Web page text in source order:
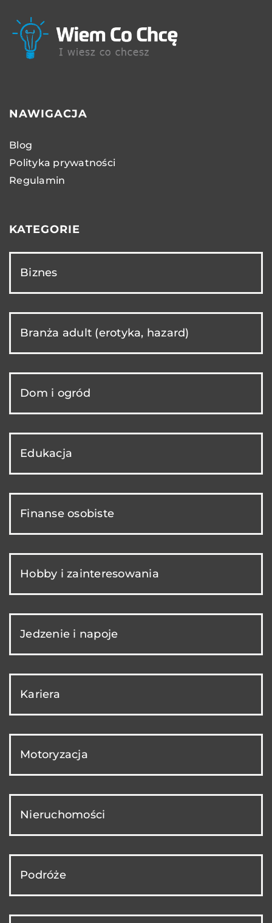
NAWIGACJA
Blog
Polityka prywatności
Regulamin
KATEGORIE
Biznes
Branża adult (erotyka, hazard)
Dom i ogród
Edukacja
Finanse osobiste
Hobby i zainteresowania
Jedzenie i napoje
Kariera
Motoryzacja
Nieruchomości
Podróże